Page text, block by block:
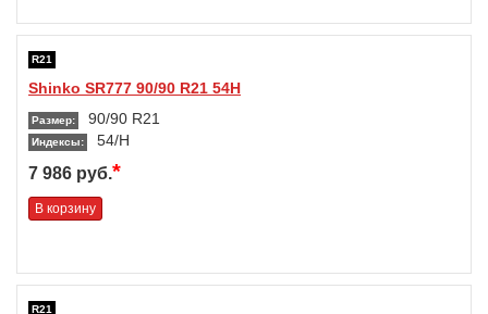
R21
Shinko SR777 90/90 R21 54H
Размер: 90/90 R21
Индексы: 54/H
7 986 руб.*
В корзину
R21